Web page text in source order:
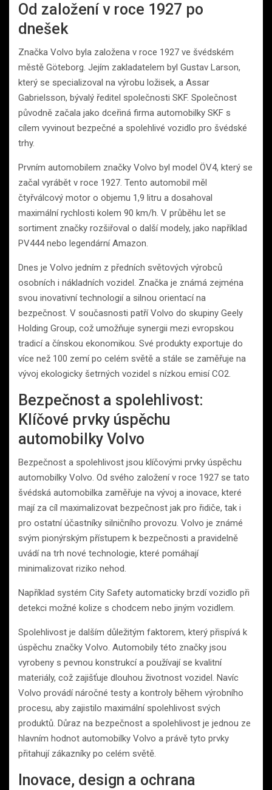
Od založení v roce 1927 po
dnešek
Značka Volvo byla založena v roce 1927 ve švédském
městě Göteborg. Jejím zakladatelem byl Gustav Larson,
který se specializoval na výrobu ložisek, a Assar
Gabrielsson, bývalý ředitel společnosti SKF. Společnost
původně začala jako dceřiná firma automobilky SKF s
cílem vyvinout bezpečné a spolehlivé vozidlo pro švédské
trhy.
Prvním automobilem značky Volvo byl model ÖV4, který se
začal vyrábět v roce 1927. Tento automobil měl
čtyřválcový motor o objemu 1,9 litru a dosahoval
maximální rychlosti kolem 90 km/h. V průběhu let se
sortiment značky rozšiřoval o další modely, jako například
PV444 nebo legendární Amazon.
Dnes je Volvo jedním z předních světových výrobců
osobních i nákladních vozidel. Značka je známá zejména
svou inovativní technologií a silnou orientací na
bezpečnost. V současnosti patří Volvo do skupiny Geely
Holding Group, což umožňuje synergii mezi evropskou
tradicí a čínskou ekonomikou. Své produkty exportuje do
více než 100 zemí po celém světě a stále se zaměřuje na
vývoj ekologicky šetrných vozidel s nízkou emisí CO2.
Bezpečnost a spolehlivost:
Klíčové prvky úspěchu
automobilky Volvo
Bezpečnost a spolehlivost jsou klíčovými prvky úspěchu
automobilky Volvo. Od svého založení v roce 1927 se tato
švédská automobilka zaměřuje na vývoj a inovace, které
mají za cíl maximalizovat bezpečnost jak pro řidiče, tak i
pro ostatní účastníky silničního provozu. Volvo je známé
svým pionýrským přístupem k bezpečnosti a pravidelně
uvádí na trh nové technologie, které pomáhají
minimalizovat riziko nehod.
Například systém City Safety automaticky brzdí vozidlo při
detekci možné kolize s chodcem nebo jiným vozidlem.
Spolehlivost je dalším důležitým faktorem, který přispívá k
úspěchu značky Volvo. Automobily této značky jsou
vyrobeny s pevnou konstrukcí a používají se kvalitní
materiály, což zajišťuje dlouhou životnost vozidel. Navíc
Volvo provádí náročné testy a kontroly během výrobního
procesu, aby zajistilo maximální spolehlivost svých
produktů. Důraz na bezpečnost a spolehlivost je jednou ze
hlavním hodnot automobilky Volvo a právě tyto prvky
přitahují zákazníky po celém světě.
Inovace, design a ochrana